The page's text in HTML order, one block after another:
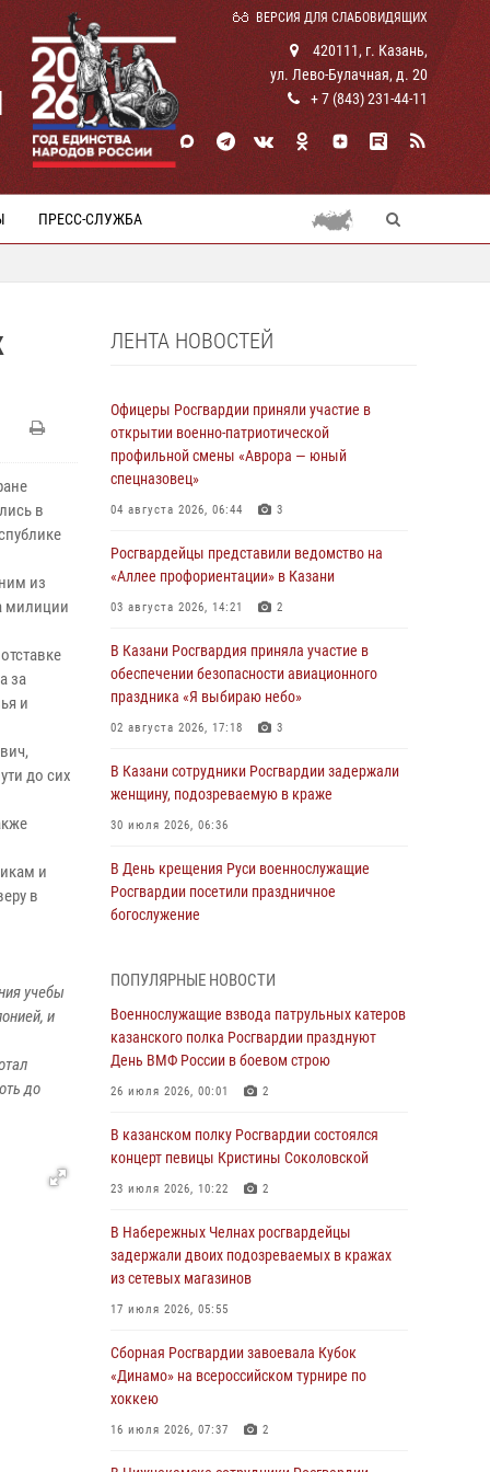
ВЕРСИЯ ДЛЯ СЛАБОВИДЯЩИХ
420111, г. Казань,
ул. Лево-Булачная, д. 20
+ 7 (843) 231-44-11
ПРЕСС-СЛУЖБА
в
из
милиции
за
и
до сих
и
в
учебы
и
до
ЛЕНТА НОВОСТЕЙ
Офицеры Росгвардии приняли участие в
открытии военно-патриотической
профильной смены «Аврора — юный
спецназовец»
04 августа 2026, 06:44 3
Росгвардейцы представили ведомство на
«Аллее профориентации» в Казани
03 августа 2026, 14:21 2
В Казани Росгвардия приняла участие в
обеспечении безопасности авиационного
праздника «Я выбираю небо»
02 августа 2026, 17:18 3
В Казани сотрудники Росгвардии задержали
женщину, подозреваемую в краже
30 июля 2026, 06:36
В День крещения Руси военнослужащие
Росгвардии посетили праздничное
богослужение
Военнослужащие взвода патрульных катеров
казанского полка Росгвардии празднуют
День ВМФ России в боевом строю
26 июля 2026, 00:01 2
«бронзу» в окружном этапе конкурса
профессионального мастерства
24 июля 2026, 15:05 4
В казанском полку Росгвардии состоялся
концерт певицы Кристины Соколовской
23 июля 2026, 10:22
задержали подозреваемого в краже
23 июля 2026, 06:47
В Казани Росгвардия приняла участие в
ПОПУЛЯРНЫЕ НОВОСТИ
Военнослужащие взвода патрульных катеров
казанского полка Росгвардии празднуют
День ВМФ России в боевом строю
26 июля 2026, 00:01 2
В казанском полку Росгвардии состоялся
концерт певицы Кристины Соколовской
23 июля 2026, 10:22 2
В Набережных Челнах росгвардейцы
задержали двоих подозреваемых в кражах
из сетевых магазинов
17 июля 2026, 05:55
Сборная Росгвардии завоевала Кубок
«Динамо» на всероссийском турнире по
хоккею
16 июля 2026, 07:37 2